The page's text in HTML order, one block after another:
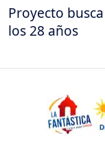
Proyecto
los 28 años